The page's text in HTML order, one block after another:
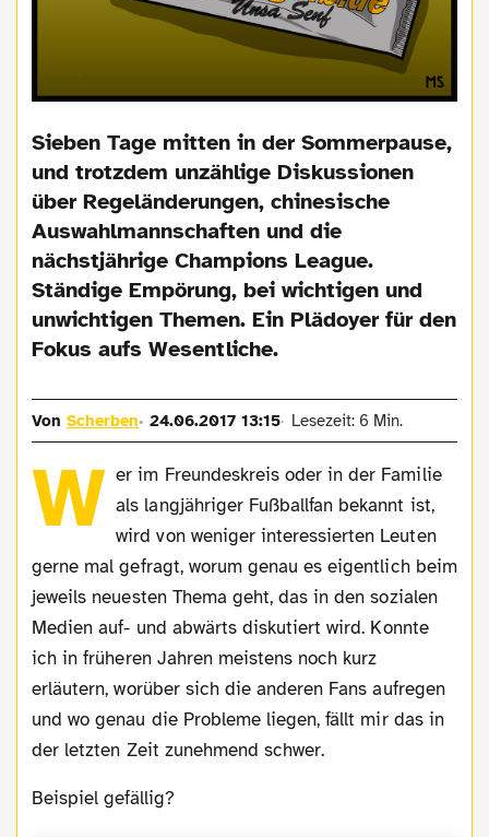
Sieben Tage mitten in der Sommerpause,
und trotzdem unzählige Diskussionen
über Regeländerungen, chinesische
Auswahlmannschaften und die
nächstjährige Champions League.
Ständige Empörung, bei wichtigen und
unwichtigen Themen. Ein Plädoyer für den
Fokus aufs Wesentliche.
VonScherben 24.06.2017 13:15 Lesezeit: 6 Min.
W er im Freundeskreis oder in der Familie
als langjähriger Fußballfan bekannt ist,
wird von weniger interessierten Leuten
gerne mal gefragt, worum genau es eigentlich beim
jeweils neuesten Thema geht, das in den sozialen
Medien auf- und abwärts diskutiert wird. Konnte
ich in früheren Jahren meistens noch kurz
erläutern, worüber sich die anderen Fans aufregen
und wo genau die Probleme liegen, fällt mir das in
der letzten Zeit zunehmend schwer.
Beispiel gefällig?